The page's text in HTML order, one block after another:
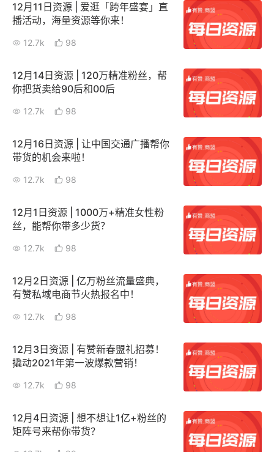
12月11日资源 | 爱逛「跨年盛宴」直
播活动，海量资源等你来！
12.7k 98
12月14日资源 | 120万精准粉丝，帮
你把货卖给90后和00后
12.7k 98
12月16日资源 | 让中国交通广播帮你
带货的机会来啦！
12.7k 98
12月1日资源 | 1000万+精准女性粉
丝，能帮你带多少货？
12.7k 98
12月2日资源 | 亿万粉丝流量盛典，
有赞私域电商节火热报名中！
12.7k 98
12月3日资源 | 有赞新春盟礼招募！
撬动2021年第一波爆款营销！
12.7k 98
12月4日资源 | 想不想让1亿+粉丝的
矩阵号来帮你带货？